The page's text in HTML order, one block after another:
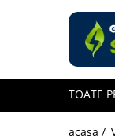
Toate Produsele
Cauta dupa
TOATE
acasa /